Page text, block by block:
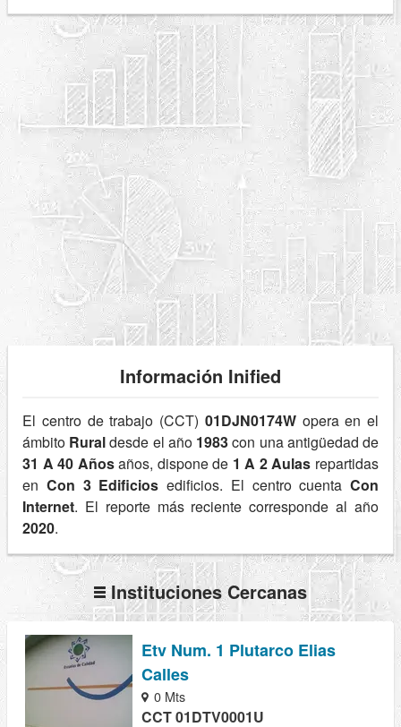
Información Inified
El centro de trabajo (CCT) 01DJN0174Wopera en el
ámbito Ruraldesde el año 1983con una antigüedad de
31 A 40 Añosaños, dispone de 1 A 2 Aulas repartidas
en Con 3 Edificios edificios. El centro cuenta Con
Internet. El reporte más reciente corresponde al año
2020.
Instituciones Cercanas
Etv Num. 1 Plutarco Elias
Calles
0 Mts
CCT 01DTV0001U